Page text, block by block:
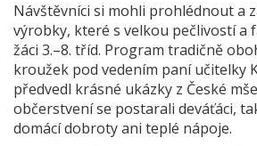
Návštěvníci si mohli prohlédnout a
výrobky, které s velkou pečlivostí a
žáci 3.–8. tříd. Program tradičně
kroužek pod vedením paní učitelky
předvedl krásné ukázky z České
občerstvení se postarali deváťáci,
domácí dobroty ani teplé nápoje.